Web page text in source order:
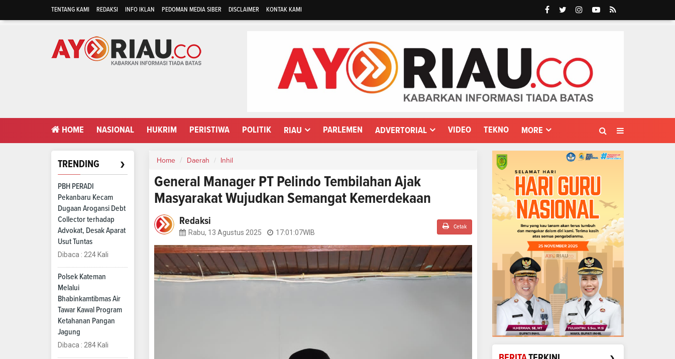
TENTANG KAMI REDAKSI INFO IKLAN PEDOMAN MEDIA SIBER DISCLAIMER KONTAK KAMI
HOME NASIONAL HUKRIM PERISTIWA POLITIK RIAU PARLEMEN ADVERTORIAL VIDEO TEKNO MORE
TRENDING ›
PBH PERADI
Pekanbaru Kecam
Dugaan Arogansi Debt
Collector terhadap
Advokat, Desak Aparat
Usut Tuntas
Dibaca : 224 Kali
Polsek Kateman
Melalui
Bhabinkamtibmas Air
Tawar Kawal Program
Ketahanan Pangan
Jagung
Dibaca : 284 Kali
Home Daerah Inhil
General Manager PT Pelindo Tembilahan Ajak
Masyarakat Wujudkan Semangat Kemerdekaan
Redaksi
Rabu, 13 Agustus 2025 17:01:07WIB
Cetak